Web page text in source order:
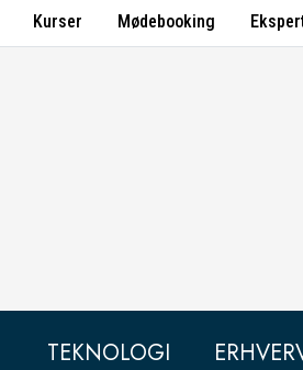
Kurser Mødebooking
TEKNOLOGI